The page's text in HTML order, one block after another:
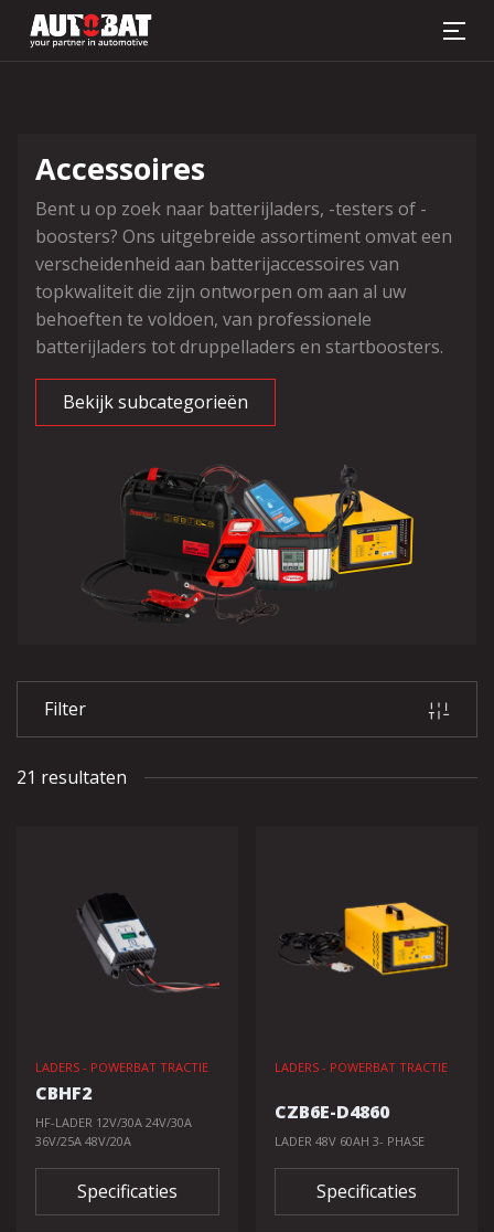
Accessoires
Bent u op zoek naar batterijladers, -testers of -
boosters? Ons uitgebreide assortiment omvat een
verscheidenheid aan batterijaccessoires van
topkwaliteit die zijn ontworpen om aan al uw
behoeften te voldoen, van professionele
batterijladers tot druppelladers en startboosters.
Bekijk subcategorieën
Filter
21 resultaten
LADERS - POWERBAT TRACTIE
CBHF2
HF-LADER 12V/30A 24V/30A
36V/25A 48V/20A
Specificaties
LADERS - POWERBAT TRACTIE
CZB6E-D4860
LADER 48V 60AH 3- PHASE
Specificaties